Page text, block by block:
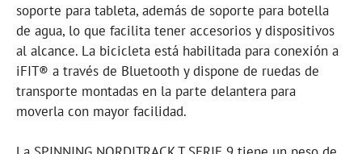
soporte para tableta, además de soporte para botella
de agua, lo que facilita tener accesorios y dispositivos
al alcance. La bicicleta está habilitada para conexión a
iFIT® a través de Bluetooth y dispone de ruedas de
transporte montadas en la parte delantera para
moverla con mayor facilidad.